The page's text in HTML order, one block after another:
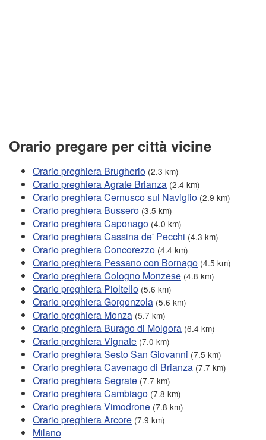
Orario pregare per città vicine
Orario preghiera Brugherio (2.3 km)
Orario preghiera Agrate Brianza (2.4 km)
Orario preghiera Cernusco sul Naviglio (2.9 km)
Orario preghiera Bussero (3.5 km)
Orario preghiera Caponago (4.0 km)
Orario preghiera Cassina de' Pecchi (4.3 km)
Orario preghiera Concorezzo (4.4 km)
Orario preghiera Pessano con Bornago (4.5 km)
Orario preghiera Cologno Monzese (4.8 km)
Orario preghiera Pioltello (5.6 km)
Orario preghiera Gorgonzola (5.6 km)
Orario preghiera Monza (5.7 km)
Orario preghiera Burago di Molgora (6.4 km)
Orario preghiera Vignate (7.0 km)
Orario preghiera Sesto San Giovanni (7.5 km)
Orario preghiera Cavenago di Brianza (7.7 km)
Orario preghiera Segrate (7.7 km)
Orario preghiera Cambiago (7.8 km)
Orario preghiera Vimodrone (7.8 km)
Orario preghiera Arcore (7.9 km)
Milano